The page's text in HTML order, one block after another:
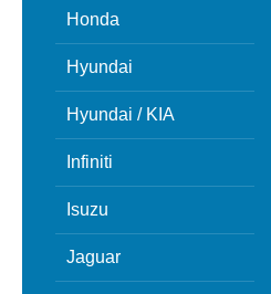
Honda
Hyundai
Hyundai / KIA
Infiniti
Isuzu
Jaguar